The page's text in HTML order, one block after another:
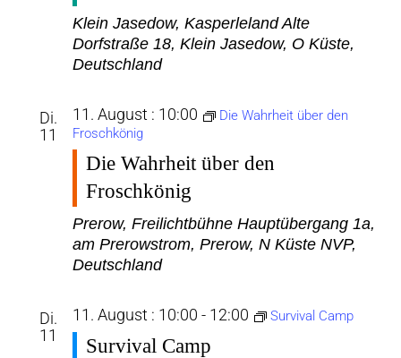
Klein Jasedow, KasperlelandAlte
Dorfstraße 18, Klein Jasedow, O Küste,
Deutschland
Di.
11
11. August : 10:00
Die Wahrheit über den
Froschkönig
Die Wahrheit über den
Froschkönig
Prerow, Freilichtbühne Hauptübergang 1a,
am Prerowstrom, Prerow, N Küste NVP,
Deutschland
Di.
11
11. August : 10:00 - 12:00 Survival Camp
Survival Camp